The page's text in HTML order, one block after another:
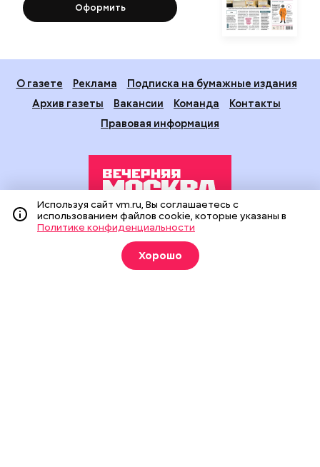
Оформить
О газете Реклама
Подписка на бумажные издания
Архив газеты
Вакансии Команда
Контакты
Правовая информация
Издание создано при финансовой поддержке Департамента
средств массовой информации и рекламы города Москвы.
На сайте применяются рекомендательные технологии
(информационные технологии предоставления информации
Используя сайт vm.ru, Вы соглашаетесь с
использованием файлов cookie, которые указаны в
Политике конфиденциальности
Хорошо